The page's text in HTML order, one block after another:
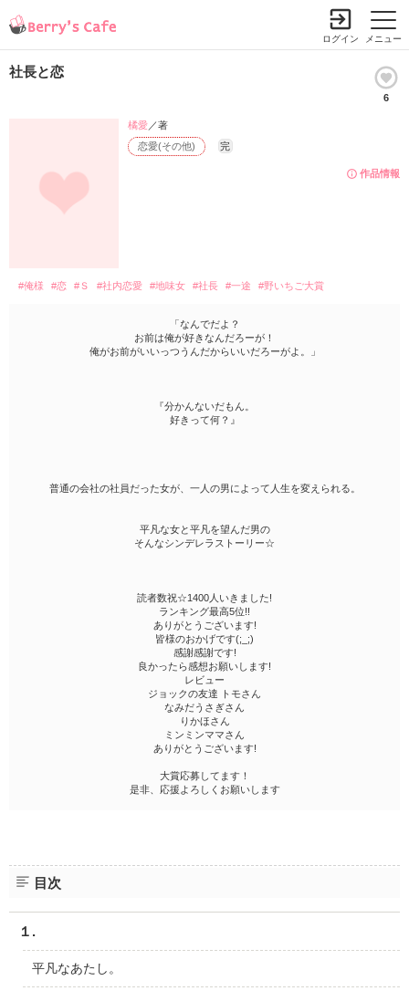
メニュー
ログイン
社長と恋
6
作品情報
恋愛(その他) 完
橘愛／著
#俺様 #恋 #Ｓ #社内恋愛 #地味女 #社長 #一途 #野いちご大賞
「なんでだよ？
お前は俺が好きなんだろーが！
俺がお前がいいっつうんだからいいだろーがよ。」
『分かんないだもん。
好きって何？』
普通の会社の社員だった女が、一人の男によって人生を変えられる。
平凡な女と平凡を望んだ男の
そんなシンデレラストーリー☆
読者数祝☆1400人いきました!
ランキング最高5位!!
ありがとうございます!
皆様のおかげです(;_;)
感謝感謝です!
良かったら感想お願いします!
レビュー
ジョックの友達 トモさん
なみだうさぎさん
りかほさん
ミンミンママさん
ありがとうございます!
大賞応募してます！
是非、応援よろしくお願いします
目次
１.
平凡なあたし。